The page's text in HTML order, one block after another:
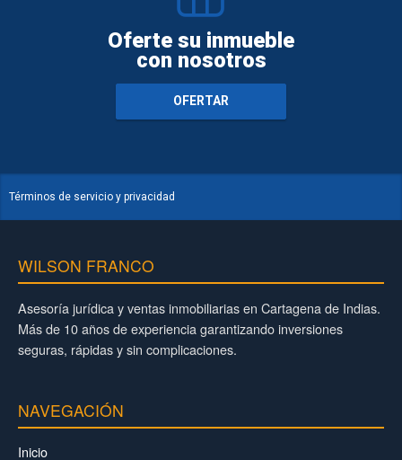
Oferte su inmueble
con nosotros
OFERTAR
Términos de servicio y privacidad
WILSON FRANCO
Asesoría jurídica y ventas inmobiliarias en Cartagena de Indias.
Más de 10 años de experiencia garantizando inversiones
seguras, rápidas y sin complicaciones.
NAVEGACIÓN
Inicio